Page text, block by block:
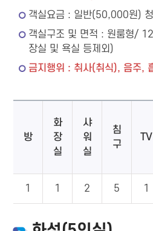
객실요금 : 일반(50,000원)
객실구조 및 면적 : 원룸형/
장실 및 욕실 등제외)
금지행위 : 취사(취식), 음주,
방
화
장
실
샤
워
실
침
구
TV
1 1 2 5 1